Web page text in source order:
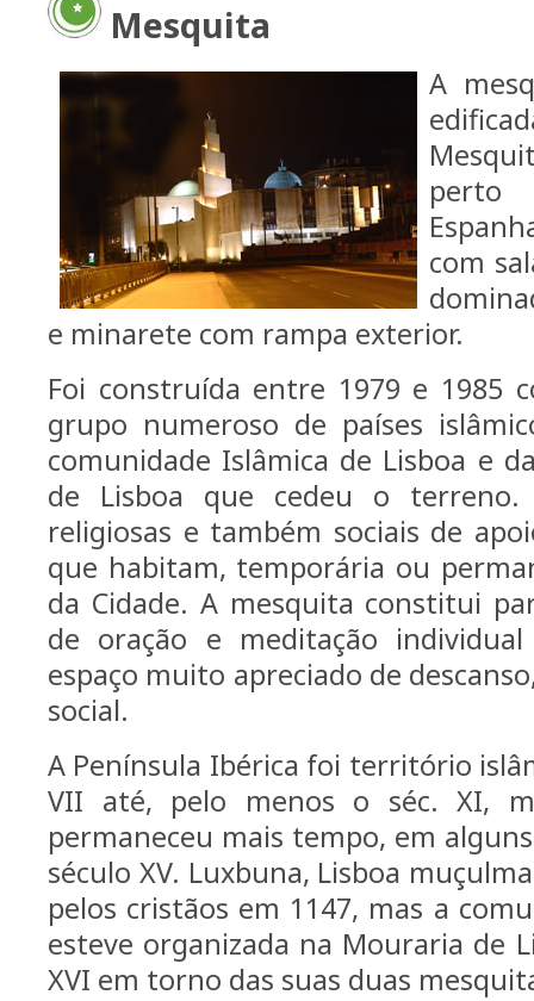
Mesquita
A
com
e minarete com rampa exterior.
Foi construída entre 1979 e 1985
grupo numeroso de países
comunidade Islâmica de Lisboa e
de Lisboa que cedeu o terreno.
religiosas e também sociais de
que habitam, temporária ou
da Cidade. A mesquita constitui
de oração e meditação
espaço muito apreciado de
social.
A Península Ibérica foi território
VII até, pelo menos o séc. XI,
permaneceu mais tempo, em
século XV. Luxbuna, Lisboa
pelos cristãos em 1147, mas a
esteve organizada na Mouraria de
XVI em torno das suas duas